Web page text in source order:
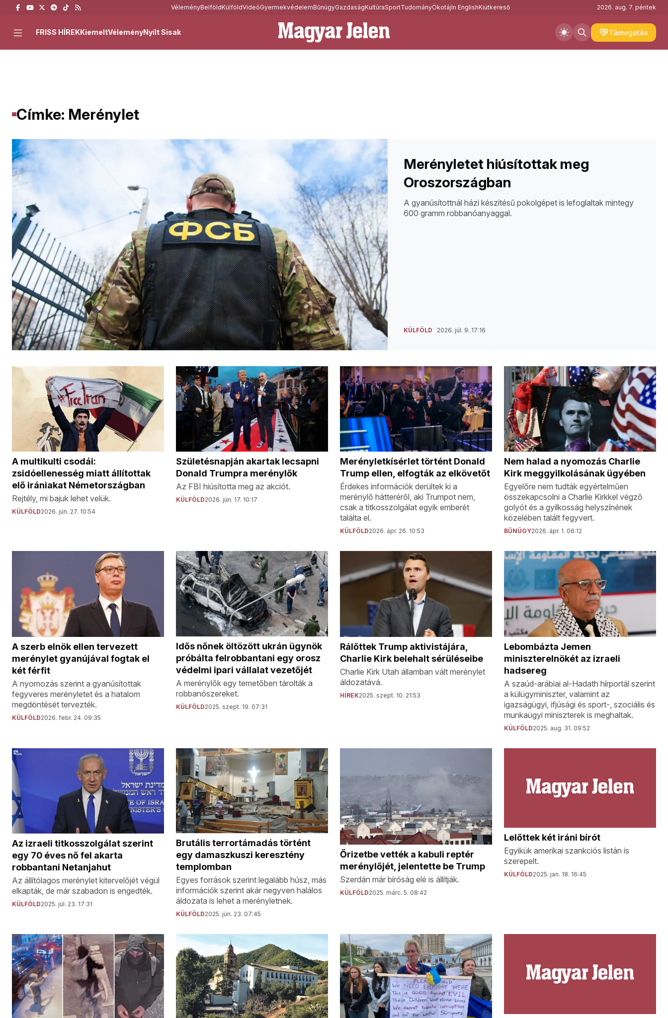
VéleményBelföldKülföldVideóGyermekvédelemBűnügyGazdaságKultúraSportTudományÖkotájIn EnglishKiútkereső 2026. aug. 7. péntek
Támogatás
FRISS HÍREKKiemeltVéleményNyílt Sisak
Címke: Merénylet
Merényletet hiúsítottak meg
Oroszországban
A gyanúsítottnál házi készítésű pokolgépet is lefoglaltak mintegy
600 gramm robbanóanyaggal.
KÜLFÖLD 2026. júl. 9. 17:16
A multikulti csodái:
zsidóellenesség miatt állítottak
elő irániakat Németországban
Rejtély, mi bajuk lehet velük.
KÜLFÖLD2026. jún. 27. 10:54
Születésnapján akartak lecsapni
Donald Trumpra merénylők
Az FBI hiúsította meg az akciót.
KÜLFÖLD2026. jún. 17. 10:17
Merényletkísérlet történt Donald
Trump ellen, elfogták az elkövetőt
Érdekes információk derültek ki a
merénylő hátteréről, aki Trumpot nem,
csak a titkosszolgálat egyik emberét
találta el.
KÜLFÖLD2026. ápr. 26. 10:53
Nem halad a nyomozás Charlie
Kirk meggyilkolásának ügyében
Egyelőre nem tudták egyértelműen
összekapcsolni a Charlie Kirkkel végző
golyót és a gyilkosság helyszínének
közelében talált fegyvert.
BŰNÜGY2026. ápr. 1. 06:12
A szerb elnök ellen tervezett
merénylet gyanújával fogtak el
két férfit
A nyomozás szerint a gyanúsítottak
fegyveres merényletet és a hatalom
megdöntését tervezték.
KÜLFÖLD2026. febr. 24. 09:35
Idős nőnek öltözött ukrán ügynök
próbálta felrobbantani egy orosz
védelmi ipari vállalat vezetőjét
A merénylők egy temetőben tárolták a
robbanószereket.
KÜLFÖLD2025. szept. 19. 07:31
Rálőttek Trump aktivistájára,
Charlie Kirk belehalt sérüléseibe
Charlie Kirk Utah államban vált merénylet
áldozatává.
HÍREK2025. szept. 10. 21:53
Lebombázta Jemen
miniszterelnökét az izraeli
hadsereg
A szaúd-arábiai al-Hadath hírportál szerint
a külügyminiszter, valamint az
igazságügyi, ifjúsági és sport-, szociális és
munkaügyi miniszterek is meghaltak.
KÜLFÖLD2025. aug. 31. 09:52
Az izraeli titkosszolgálat szerint
egy 70 éves nő fel akarta
robbantani Netanjahut
Az állítólagos merénylet kitervelőjét végül
elkapták, de már szabadon is engedték.
KÜLFÖLD2025. júl. 23. 17:31
Brutális terrortámadás történt
egy damaszkuszi keresztény
templomban
Egyes források szerint legalább húsz, más
információk szerint akár negyven halálos
áldozata is lehet a merényletnek.
KÜLFÖLD2025. jún. 23. 07:45
Őrizetbe vették a kabuli reptér
merénylőjét, jelentette be Trump
Szerdán már bíróság elé is állítják.
KÜLFÖLD2025. márc. 5. 08:42
Lelőttek két iráni bírót
Egyikük amerikai szankciós listán is
szerepelt.
KÜLFÖLD2025. jan. 18. 16:45